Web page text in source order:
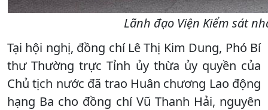
Lãnh đạo Viện Kiểm sát
Tại hội nghị, đồng chí Lê Thị Kim Dung, Phó Bí
thư Thường trực Tỉnh ủy thừa ủy quyền của
Chủ tịch nước đã trao Huân chương Lao động
hạng Ba cho đồng chí Vũ Thanh Hải, nguyên